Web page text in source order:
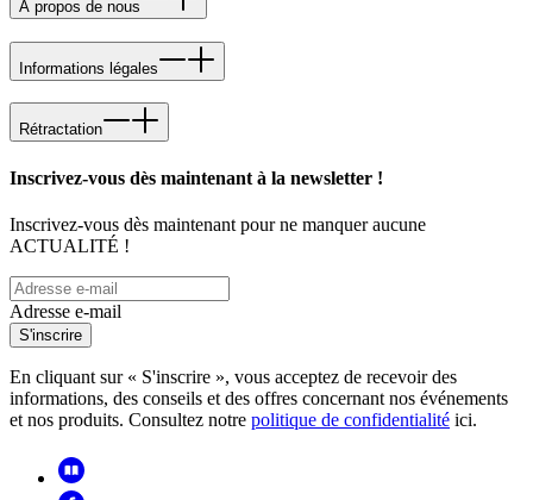
À propos de nous
Informations légales
Rétractation
Inscrivez-vous dès maintenant à la newsletter !
Inscrivez-vous dès maintenant pour ne manquer aucune
ACTUALITÉ !
Adresse e-mail
S'inscrire
En cliquant sur « S'inscrire », vous acceptez de recevoir des
informations, des conseils et des offres concernant nos événements
et nos produits. Consultez notre politique de confidentialité ici.